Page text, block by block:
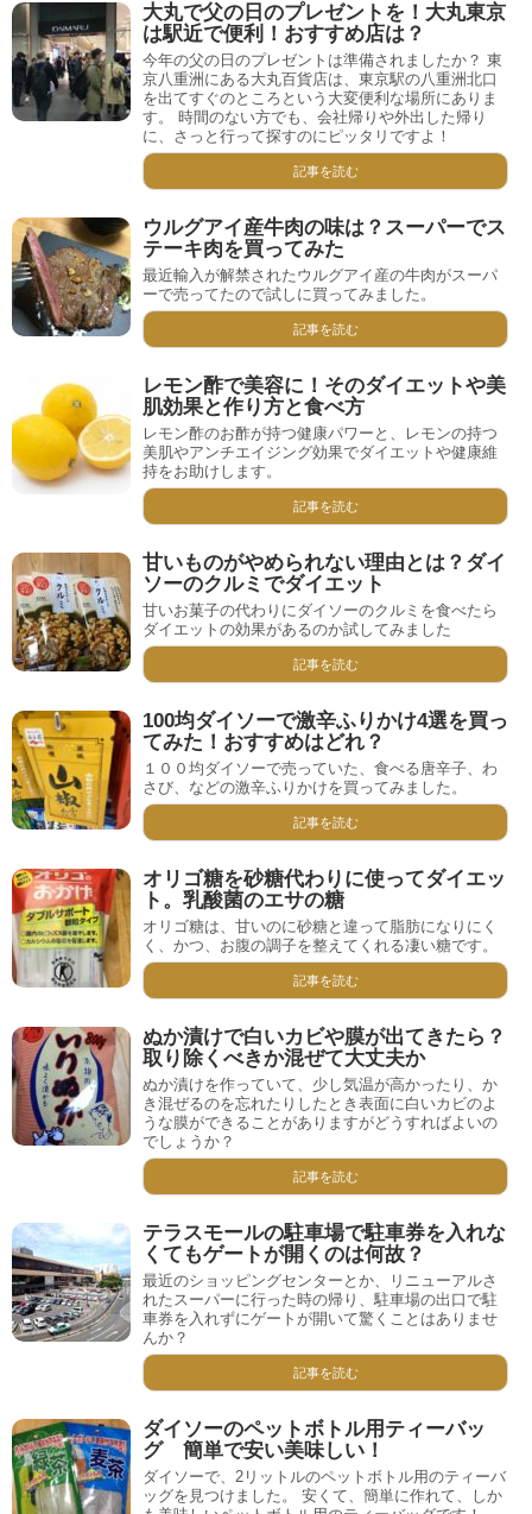
大丸で父の日のプレゼントを！大丸東京
は駅近で便利！おすすめ店は？
今年の父の日のプレゼントは準備されましたか？ 東
京八重洲にある大丸百貨店は、東京駅の八重洲北口
を出てすぐのところという大変便利な場所にありま
す。 時間のない方でも、会社帰りや外出した帰り
に、さっと行って探すのにピッタリですよ！
記事を読む
ウルグアイ産牛肉の味は？スーパーでス
テーキ肉を買ってみた
最近輸入が解禁されたウルグアイ産の牛肉がスーパ
ーで売ってたので試しに買ってみました。
記事を読む
レモン酢で美容に！そのダイエットや美
肌効果と作り方と食べ方
レモン酢のお酢が持つ健康パワーと、レモンの持つ
美肌やアンチエイジング効果でダイエットや健康維
持をお助けします。
記事を読む
甘いものがやめられない理由とは？ダイ
ソーのクルミでダイエット
甘いお菓子の代わりにダイソーのクルミを食べたら
ダイエットの効果があるのか試してみました
記事を読む
100均ダイソーで激辛ふりかけ4選を買っ
てみた！おすすめはどれ？
１００均ダイソーで売っていた、食べる唐辛子、わ
さび、などの激辛ふりかけを買ってみました。
記事を読む
オリゴ糖を砂糖代わりに使ってダイエッ
ト。乳酸菌のエサの糖
オリゴ糖は、甘いのに砂糖と違って脂肪になりにく
く、かつ、お腹の調子を整えてくれる凄い糖です。
記事を読む
ぬか漬けで白いカビや膜が出てきたら？
取り除くべきか混ぜて大丈夫か
ぬか漬けを作っていて、少し気温が高かったり、か
き混ぜるのを忘れたりしたとき表面に白いカビのよ
うな膜ができることがありますがどうすればよいの
でしょうか？
記事を読む
テラスモールの駐車場で駐車券を入れな
くてもゲートが開くのは何故？
最近のショッピングセンターとか、リニューアルさ
れたスーパーに行った時の帰り、駐車場の出口で駐
車券を入れずにゲートが開いて驚くことはありませ
んか？
記事を読む
ダイソーのペットボトル用ティーバッ
グ 簡単で安い美味しい！
ダイソーで、2リットルのペットボトル用のティーバ
ッグを見つけました。 安くて、簡単に作れて、しか